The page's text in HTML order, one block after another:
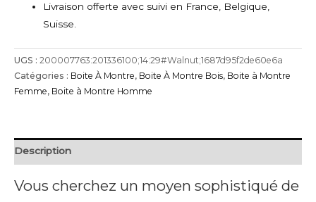
Livraison offerte avec suivi en France, Belgique,
Suisse.
UGS : 200007763:201336100;14:29#Walnut;1687d95f2de60e6a
Catégories : Boite À Montre, Boite À Montre Bois, Boite à Montre
Femme, Boite à Montre Homme
Description
Vous cherchez un moyen sophistiqué de